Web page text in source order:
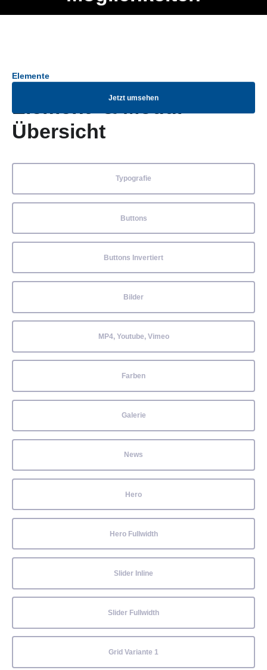
Jetzt umsehen
Elemente
Element- & Modul-
Übersicht
Typografie
Buttons
Buttons Invertiert
Bilder
MP4, Youtube, Vimeo
Farben
Galerie
News
Hero
Hero Fullwidth
Slider Inline
Slider Fullwidth
Grid Variante 1